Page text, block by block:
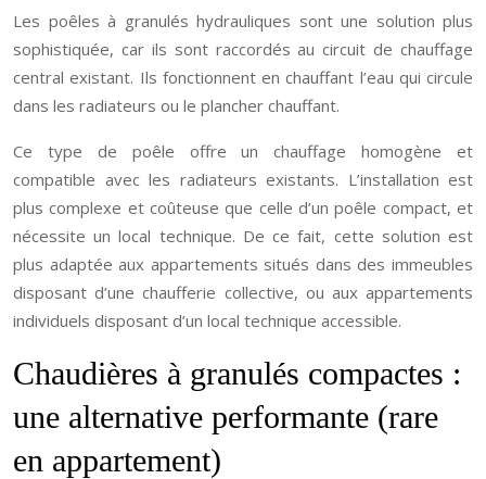
Les poêles à granulés hydrauliques sont une solution plus
sophistiquée, car ils sont raccordés au circuit de chauffage
central existant. Ils fonctionnent en chauffant l’eau qui circule
dans les radiateurs ou le plancher chauffant.
Ce type de poêle offre un chauffage homogène et
compatible avec les radiateurs existants. L’installation est
plus complexe et coûteuse que celle d’un poêle compact, et
nécessite un local technique. De ce fait, cette solution est
plus adaptée aux appartements situés dans des immeubles
disposant d’une chaufferie collective, ou aux appartements
individuels disposant d’un local technique accessible.
Chaudières à granulés compactes :
une alternative performante (rare
en appartement)